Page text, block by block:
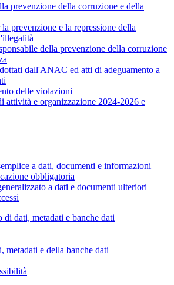
prevenzione della corruzione e della
prevenzione e la repressione della
della prevenzione della corruzione
dall'ANAC ed atti di adeguamento a
delle violazioni
attività e organizzazione 2024-2026 e
a dati, documenti e informazioni
obbligatoria
a dati e documenti ulteriori
di dati, metadati e banche dati
metadati e della banche dati